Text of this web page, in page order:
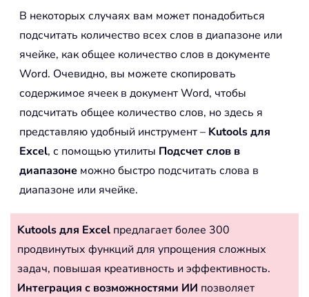
В некоторых случаях вам может понадобиться
подсчитать количество всех слов в диапазоне или
ячейке, как общее количество слов в документе
Word. Очевидно, вы можете скопировать
содержимое ячеек в документ Word, чтобы
подсчитать общее количество слов, но здесь я
представляю удобный инструмент – Kutools для
Excel, с помощью утилиты Подсчет слов в
диапазоне можно быстро подсчитать слова в
диапазоне или ячейке.
Kutools для Excel предлагает более 300
продвинутых функций для упрощения сложных
задач, повышая креативность и эффективность.
Интеграция с возможностями ИИ позволяет